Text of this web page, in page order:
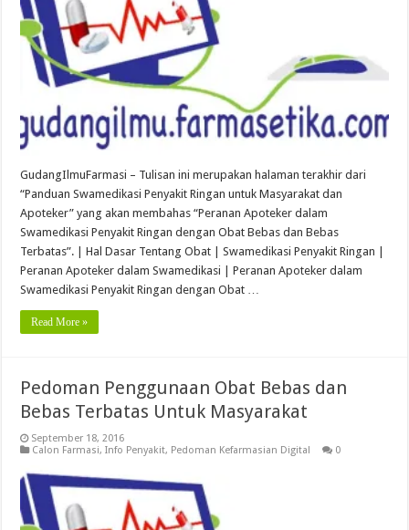
GudangIlmuFarmasi – Tulisan ini merupakan halaman terakhir dari
“Panduan Swamedikasi Penyakit Ringan untuk Masyarakat dan
Apoteker” yang akan membahas “Peranan Apoteker dalam
Swamedikasi Penyakit Ringan dengan Obat Bebas dan Bebas
Terbatas”. | Hal Dasar Tentang Obat | Swamedikasi Penyakit Ringan |
Peranan Apoteker dalam Swamedikasi | Peranan Apoteker dalam
Swamedikasi Penyakit Ringan dengan Obat …
Read More »
Pedoman Penggunaan Obat Bebas dan
Bebas Terbatas Untuk Masyarakat
September 18, 2016
Calon Farmasi,Info Penyakit, Pedoman Kefarmasian Digital 0